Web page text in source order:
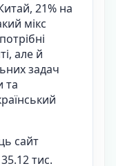
21% на
мікс
але й
задач
та
сайт
тис.